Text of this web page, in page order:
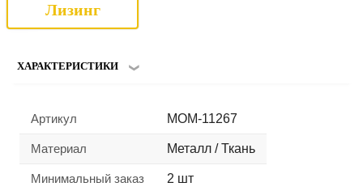
Лизинг
ХАРАКТЕРИСТИКИ
Артикул MOM-11267
Материал Металл / Ткань
Минимальный заказ 2 шт